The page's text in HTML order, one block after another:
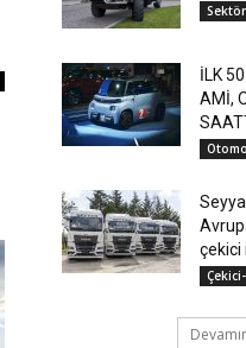
İLK
AMİ,
çekici